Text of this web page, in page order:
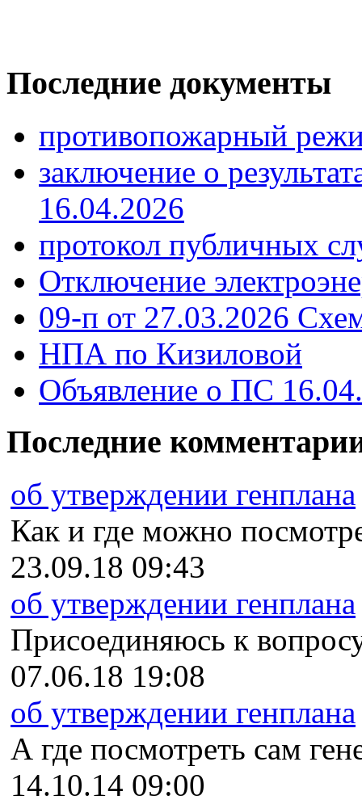
Последние документы
противопожарный
заключение о
16.04.2026
протокол публичных
Отключение
09-п от 27.03.2026
НПА по Кизиловой
Объявление о ПС
Последние
об утверждении генплана
Как и где можно
23.09.18 09:43
об утверждении генплана
Присоединяюсь к
07.06.18 19:08
об утверждении генплана
А где посмотреть сам
14.10.14 09:00